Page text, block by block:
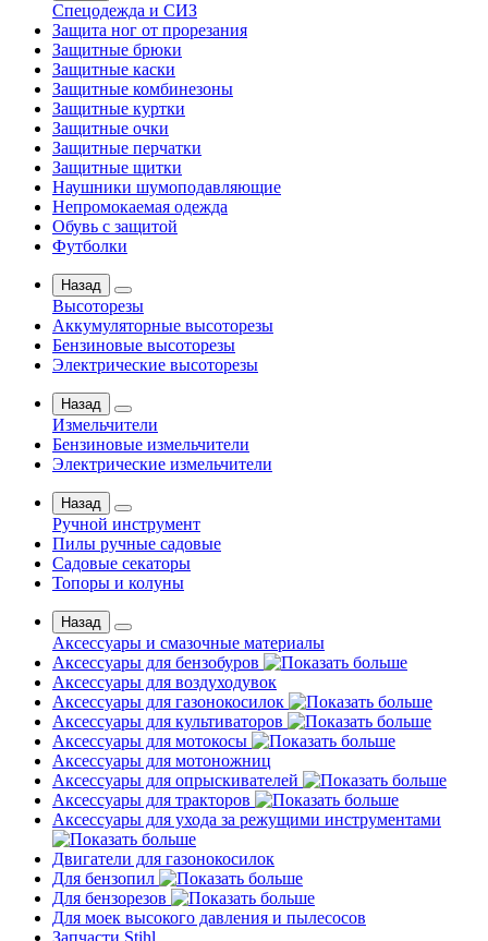
Спецодежда и СИЗ
Защита ног от прорезания
Защитные брюки
Защитные каски
Защитные комбинезоны
Защитные куртки
Защитные очки
Защитные перчатки
Защитные щитки
Наушники шумоподавляющие
Непромокаемая одежда
Обувь с защитой
Футболки
Назад
Высоторезы
Аккумуляторные высоторезы
Бензиновые высоторезы
Электрические высоторезы
Назад
Измельчители
Бензиновые измельчители
Электрические измельчители
Назад
Ручной инструмент
Пилы ручные садовые
Садовые секаторы
Топоры и колуны
Назад
Аксессуары и смазочные материалы
Аксессуары для бензобуров
Аксессуары для воздуходувок
Аксессуары для газонокосилок
Аксессуары для культиваторов
Аксессуары для мотокосы
Аксессуары для мотоножниц
Аксессуары для опрыскивателей
Аксессуары для тракторов
Аксессуары для ухода за режущими инструментами
Двигатели для газонокосилок
Для бензопил
Для бензорезов
Для моек высокого давления и пылесосов
Запчасти Stihl